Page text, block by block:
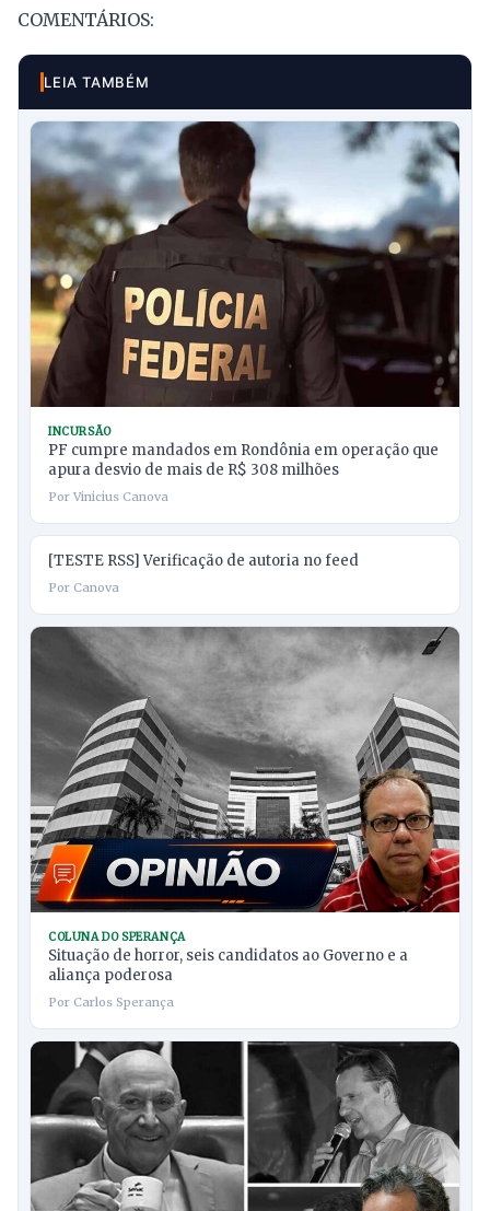
COMENTÁRIOS:
LEIA TAMBÉM
INCURSÃO
PF cumpre mandados em Rondônia em operação que
apura desvio de mais de R$ 308 milhões
Por Vinicius Canova
[TESTE RSS] Verificação de autoria no feed
Por Canova
COLUNA DO SPERANÇA
Situação de horror, seis candidatos ao Governo e a
aliança poderosa
Por Carlos Sperança